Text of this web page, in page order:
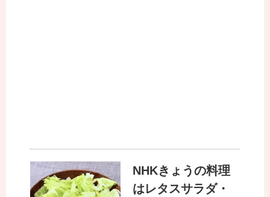
NHKきょうの料理
はレタスサラダ・